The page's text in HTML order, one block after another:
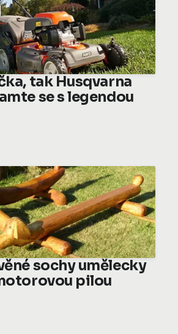
tak Husqvarna
se s legendou
sochy umělecky
pilou